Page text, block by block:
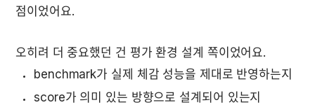
점이었어요.
오히려 더 중요했던 건 평가 환경 설계 쪽이었어요.
benchmark가 실제 체감 성능을 제대로 반영하는지
score가 의미 있는 방향으로 설계되어 있는지